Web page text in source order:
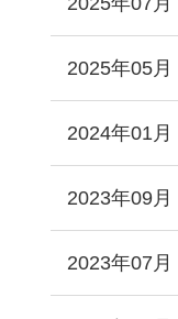
2025年05月
2024年01月
2023年09月
2023年07月